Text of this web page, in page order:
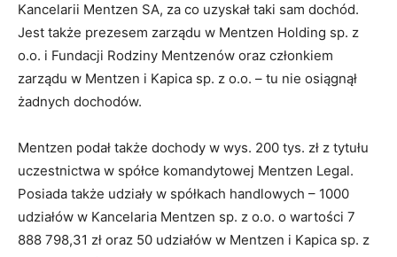
Kancelarii Mentzen SA, za co uzyskał taki sam dochód.
Jest także prezesem zarządu w Mentzen Holding sp. z
o.o. i Fundacji Rodziny Mentzenów oraz członkiem
zarządu w Mentzen i Kapica sp. z o.o. – tu nie osiągnął
żadnych dochodów.
Mentzen podał także dochody w wys. 200 tys. zł z tytułu
uczestnictwa w spółce komandytowej Mentzen Legal.
Posiada także udziały w spółkach handlowych – 1000
udziałów w Kancelaria Mentzen sp. z o.o. o wartości 7
888 798,31 zł oraz 50 udziałów w Mentzen i Kapica sp. z